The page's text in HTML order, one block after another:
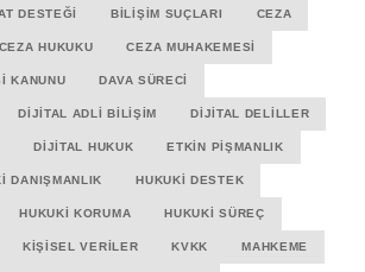
DESTEĞI BILIŞIM SUÇLARI CEZA
CEZA HUKUKU CEZA MUHAKEMESI
KANUNU DAVA SÜRECI
DIJITAL ADLI BILIŞIM DIJITAL DELILLER
DIJITAL HUKUK ETKIN PIŞMANLIK
DANIŞMANLIK HUKUKI DESTEK
HUKUKI KORUMA HUKUKI SÜREÇ
KIŞISEL VERILER KVKK MAHKEME